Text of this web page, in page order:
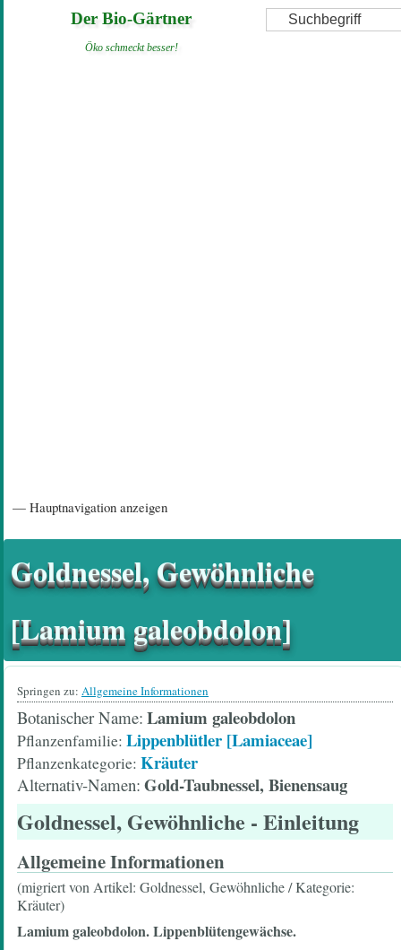
Suche
Der Bio-Gärtner
Öko schmeckt besser!
— Hauptnavigation anzeigen
Goldnessel, Gewöhnliche
[Lamium galeobdolon]
Springen zu: Allgemeine Informationen
Botanischer Name Lamium galeobdolon
Pflanzenfamilie Lippenblütler [Lamiaceae]
Pflanzenkategorie Kräuter
Alternativ-Namen Gold-Taubnessel, Bienensaug
Goldnessel, Gewöhnliche - Einleitung
Allgemeine Informationen
(migriert von Artikel: Goldnessel, Gewöhnliche / Kategorie:
Kräuter)
Lamium galeobdolon. Lippenblütengewächse.